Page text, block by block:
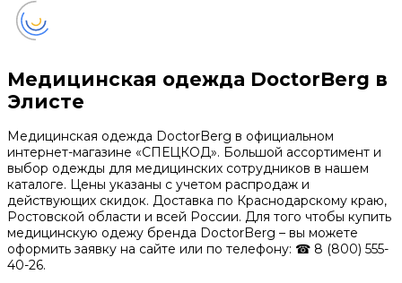
Медицинская одежда DoctorBerg в
Элисте
Медицинская одежда DoctorBerg в официальном
интернет-магазине «СПЕЦКОД». Большой ассортимент и
выбор одежды для медицинских сотрудников в нашем
каталоге. Цены указаны с учетом распродаж и
действующих скидок. Доставка по Краснодарскому краю,
Ростовской области и всей России. Для того чтобы купить
медицинскую одежу бренда DoctorBerg – вы можете
оформить заявку на сайте или по телефону: ☎ 8 (800) 555-
40-26.